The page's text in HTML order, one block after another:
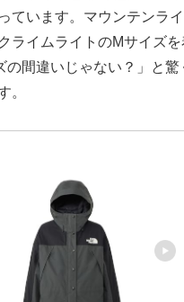
ています。マウンテンラ
ライムライトのMサイズを
の間違いじゃない？」
と驚
。